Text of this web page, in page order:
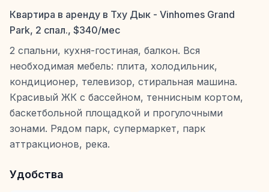
Квартира в аренду в Тху Дык - Vinhomes Grand
Park, 2 спал., $340/мес
2 спальни, кухня-гостиная, балкон. Вся
необходимая мебель: плита, холодильник,
кондиционер, телевизор, стиральная машина.
Красивый ЖК с бассейном, теннисным кортом,
баскетбольной площадкой и прогулочными
зонами. Рядом парк, супермаркет, парк
аттракционов, река.
Удобства